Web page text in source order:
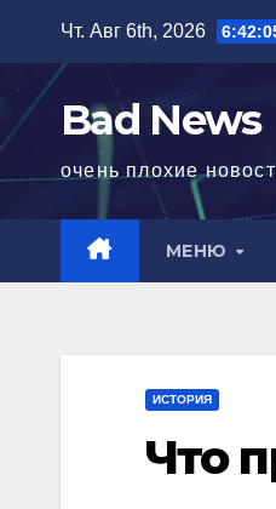
содержимому
Чт. Авг 6th, 2026
Bad News
очень плохие
МЕНЮ
ИСТОРИЯ
Что